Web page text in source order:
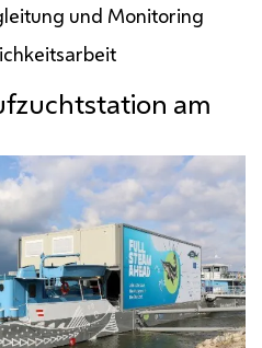
und Monitoring
am